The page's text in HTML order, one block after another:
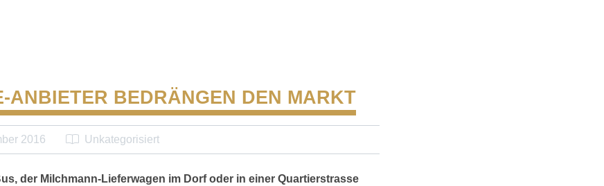
ANBIETER BEDRÄNGEN DEN MARKT
2016 Unkategorisiert
der Milchmann-Lieferwagen im Dorf oder in einer Quartierstrasse